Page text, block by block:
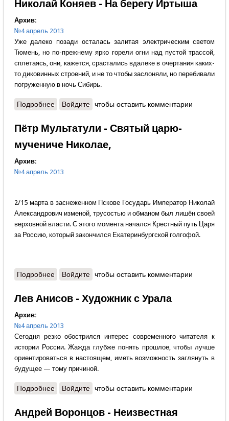
Николай Коняев - На берегу Иртыша
Архив:
№4 апрель 2013
Уже далеко позади осталась залитая электрическим светом
Тюмень, но по-прежнему ярко горели огни над пустой трассой,
сплетаясь, они, кажется, срастались вдалеке в очертания каких-
то диковинных строений, и не то чтобы заслоняли, но перебивали
погруженную в ночь Сибирь.
Подробнеео Николай Коняев - На берегу Иртыша
Войдите чтобы оставить комментарии
Пётр Мультатули - Святый царю-
мучениче Николае,
Архив:
№4 апрель 2013
2/15 марта в заснеженном Пскове Государь Император Николай
Александрович изменой, трусостью и обманом был лишён своей
верховной власти. С этого момента начался Крестный путь Царя
за Россию, который закончился Екатеринбургской голгофой.
Подробнеео Пётр Мультатули - Святый царю-мучениче
Войдите чтобы оставить комментарии
Лев Анисов - Художник с Урала
Архив:
№4 апрель 2013
Сегодня резко обострился интерес современного читателя к
истории России. Жажда глубже понять прошлое, чтобы лучше
ориентироваться в настоящем, иметь возможность заглянуть в
будущее — тому причиной.
Подробнеео Лев Анисов - Художник с Урала
Войдите чтобы оставить комментарии
Андрей Воронцов - Неизвестная